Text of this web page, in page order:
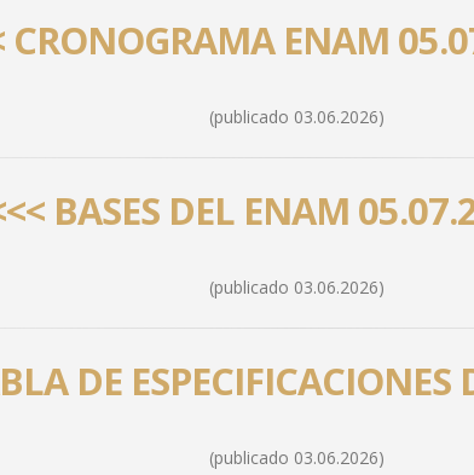
CRONOGRAMA ENAM
(publicado 03.06.2026)
BASES DEL ENAM
(publicado 03.06.2026)
DE ESPECIFICACIONES
(publicado 03.06.2026)